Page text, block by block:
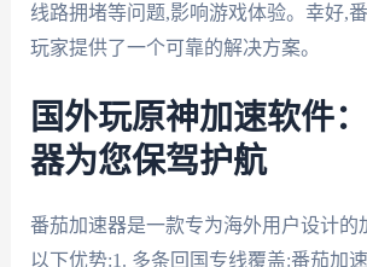
线路拥堵等问题,影响游戏体验。幸好,
玩家提供了一个可靠的解决方案。
国外玩原神加速软件
器为您保驾护航
番茄加速器是一款专为海外用户设计的
以下优势:1. 多条回国专线覆盖:番茄加